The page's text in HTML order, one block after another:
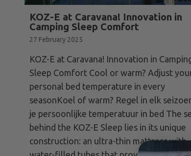
KOZ-E at Caravana! Innovation in
Camping Sleep Comfort
27 February 2025
KOZ-E at Caravana! Innovation in
Sleep Comfort Cool or warm? Adjust
personal bed temperature in every
seasonKoel of warm? Regel in elk
je persoonlijke temperatuur in bed The
behind the KOZ-E Sleep lies in its unique
construction: an ultra-thin mattress with